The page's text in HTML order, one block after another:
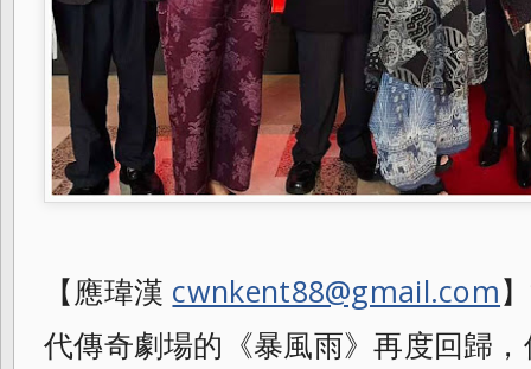
【應瑋漢 cwnkent88@gmail.com
代傳奇劇場的《暴風雨》再度回歸